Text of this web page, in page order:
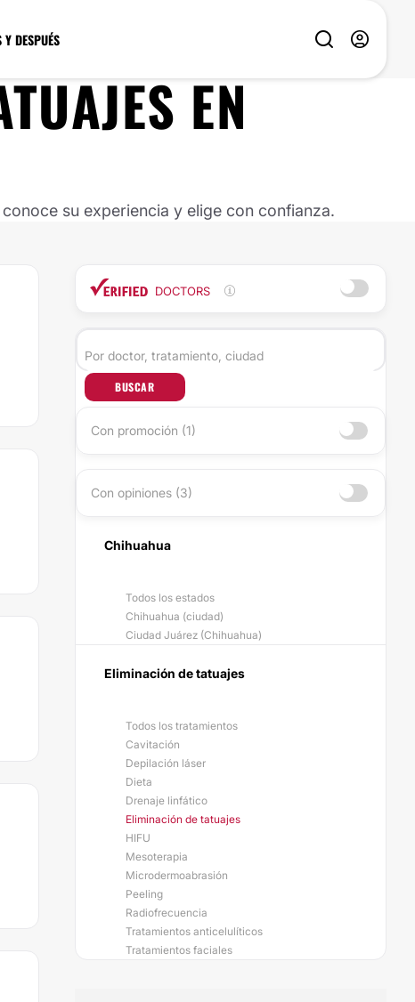
Y DESPUÉS
EN
su experiencia y elige con confianza.
DOCTORS
BUSCAR
Con promoción (1)
Con opiniones (3)
Chihuahua
Todos los estados
Chihuahua (ciudad)
Ciudad Juárez (Chihuahua)
Eliminación de tatuajes
Todos los tratamientos
Cavitación
Depilación láser
Dieta
Drenaje linfático
Eliminación de tatuajes
HIFU
Mesoterapia
Microdermoabrasión
Peeling
Radiofrecuencia
Tratamientos anticelulíticos
Tratamientos faciales